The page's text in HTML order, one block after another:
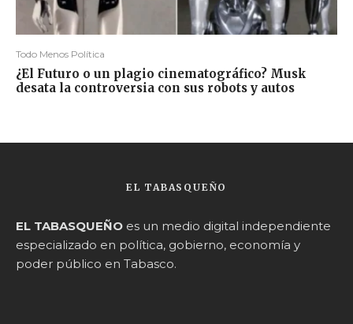
Todo Menos Política
¿El Futuro o un plagio cinematográfico? Musk
desata la controversia con sus robots y autos
EL TABASQUEÑO
EL TABASQUEÑO es un medio digital independiente
especializado en política, gobierno, economía y
poder público en Tabasco.